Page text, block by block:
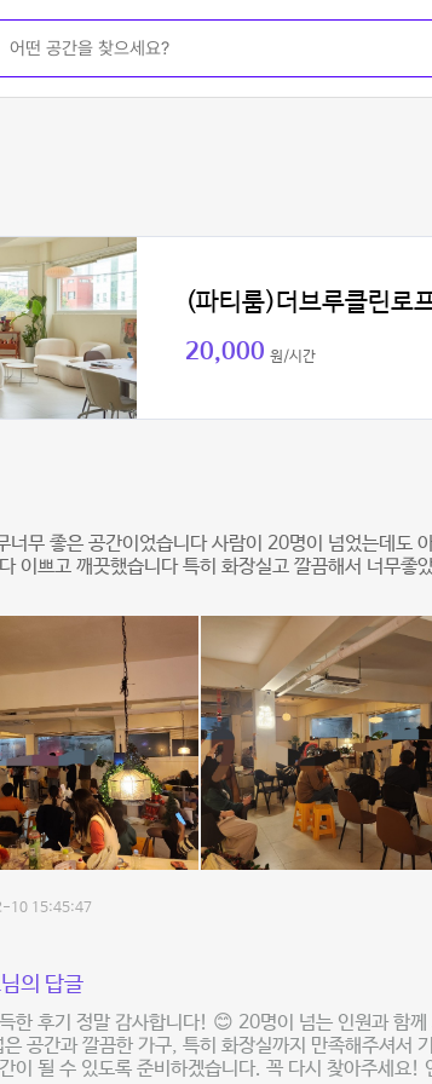
(파티룸)더브루클린로
20,000 원/시간
너무 좋은 공간이었습니다 사람이 20명이 넘었는데도
이쁘고 깨끗했습니다 특히 화장실고 깔끔해서 너무좋
10 15:45:47
의 답글
한 후기 정말 감사합니다! 😊 20명이 넘는 인원과 함
공간과 깔끔한 가구, 특히 화장실까지 만족해주셔서
이 될 수 있도록 준비하겠습니다. 꼭 다시 찾아주세요!